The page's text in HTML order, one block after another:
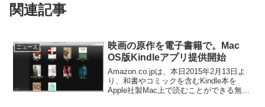
関連記事
ニュース
映画の原作を電子書籍で。Mac
OS版Kindleアプリ提供開始
Amazon.co.jpは、本日2015年2月13日よ
り、和書やコミックを含むKindle本を
Apple社製Mac上で読むことができる無料